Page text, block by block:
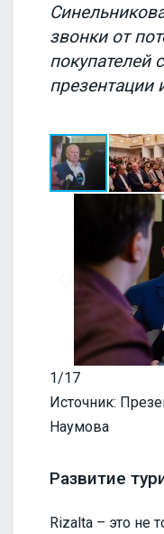
звонки от
покупателей
презентации
1/17
Источник:
Наумова
Развитие
Rizalta – это не